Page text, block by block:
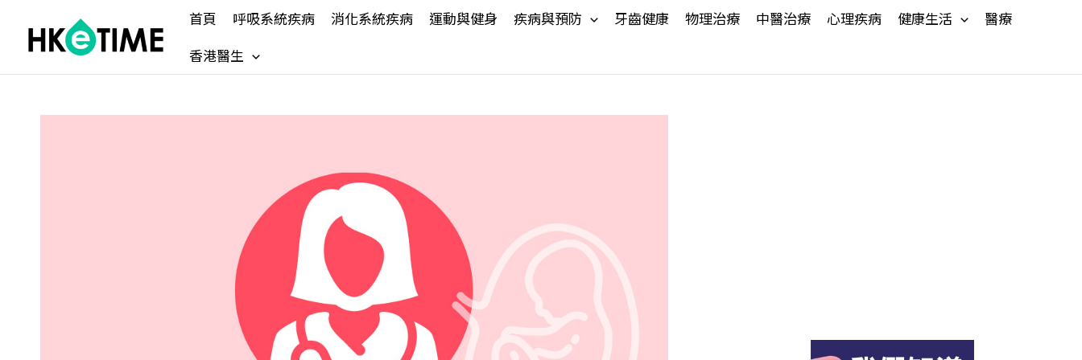
content
首頁 呼吸系統疾病 消化系統疾病 運動與健身 疾病與預防 牙齒健康 物理治療 中醫治療 心理疾病 健康生活
醫療
香港醫生